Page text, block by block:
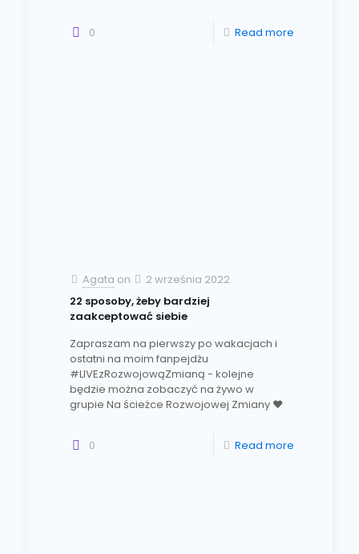
0 Read more
Agata on
2 września 2022
22 sposoby, żeby bardziej
zaakceptować siebie
Zapraszam na pierwszy po wakacjach i
ostatni na moim fanpejdżu
#LIVEzRozwojowąZmianą - kolejne
będzie można zobaczyć na żywo w
grupie Na ścieżce Rozwojowej Zmiany ❤️
0 Read more